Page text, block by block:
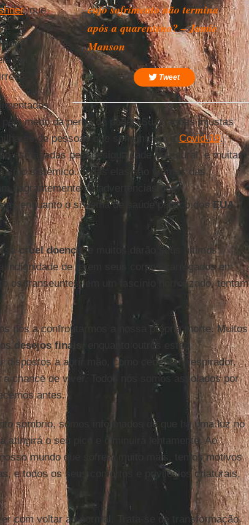
cujo sofrimento não termina
após a quarentena? – Jamie
Manson
Tweet
, que
o
em
medo da perda do poder. Suas ações injustas
de pessoas que sofrem com a Covid-19.
esmagadas pela desigualdade estrutural, e muitas
sistêmico. Todas elas são vítimas das
flagrantemente as advertências dos
enquanto o sistema de saúde público dosEUA
cruel doença , e muitos darão seus últimos
indignidade de terem seus corpos carregados em
os transeuntes, em um fascínio horrorizado, tentam
nós a confrontarmos a nossa própria morte. Muitos
desejos finais
, enquanto outros estão
dispostos a abrir mão, como ceder um respirador,
chance de viver. Todos nós somos assolados por
antes.
sombrio, somos informados de que há uma luz no
atingirá o seu pico e diminuirá lentamente. Ao
mundo que sofrem muito mais, temos motivos
e todos os seus confortos e privilégios criaturais,
com voltar ao normal. Trata-se de transformação.